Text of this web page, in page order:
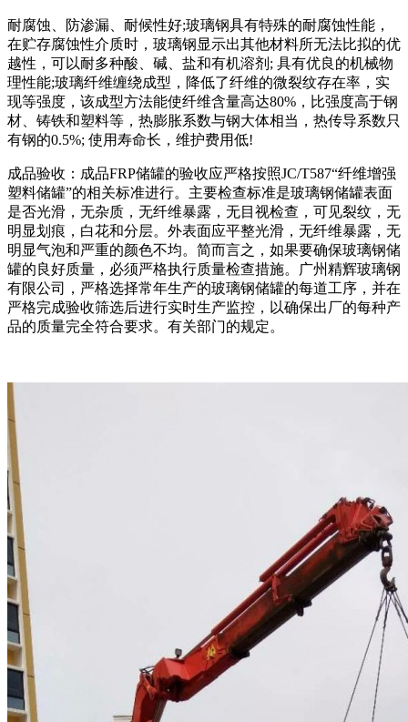
耐腐蚀、防渗漏、耐候性好;玻璃钢具有特殊的耐腐蚀性能，
在贮存腐蚀性介质时，玻璃钢显示出其他材料所无法比拟的优
越性，可以耐多种酸、碱、盐和有机溶剂; 具有优良的机械物
理性能;玻璃纤维缠绕成型，降低了纤维的微裂纹存在率，实
现等强度，该成型方法能使纤维含量高达80%，比强度高于钢
材、铸铁和塑料等，热膨胀系数与钢大体相当，热传导系数只
有钢的0.5%; 使用寿命长，维护费用低!
成品验收：成品FRP储罐的验收应严格按照JC/T587“纤维增强
塑料储罐”的相关标准进行。主要检查标准是玻璃钢储罐表面
是否光滑，无杂质，无纤维暴露，无目视检查，可见裂纹，无
明显划痕，白花和分层。外表面应平整光滑，无纤维暴露，无
明显气泡和严重的颜色不均。简而言之，如果要确保玻璃钢储
罐的良好质量，必须严格执行质量检查措施。广州精辉玻璃钢
有限公司，严格选择常年生产的玻璃钢储罐的每道工序，并在
严格完成验收筛选后进行实时生产监控，以确保出厂的每种产
品的质量完全符合要求。有关部门的规定。